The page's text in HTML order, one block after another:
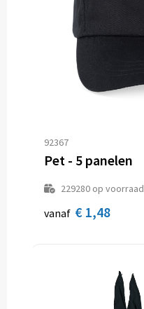
92367
Pet - 5 panelen
229280op voorraad
vanaf € 1,48